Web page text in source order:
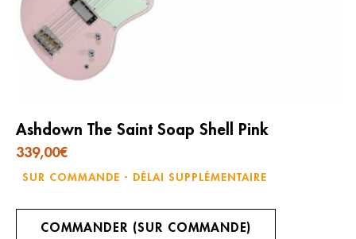
Ashdown The Saint Soap Shell Pink
339,00€
SUR COMMANDE - DÉLAI SUPPLÉMENTAIRE
COMMANDER (SUR COMMANDE)